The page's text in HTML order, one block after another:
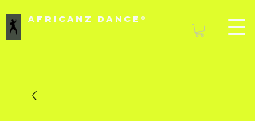
Africanz Dance®